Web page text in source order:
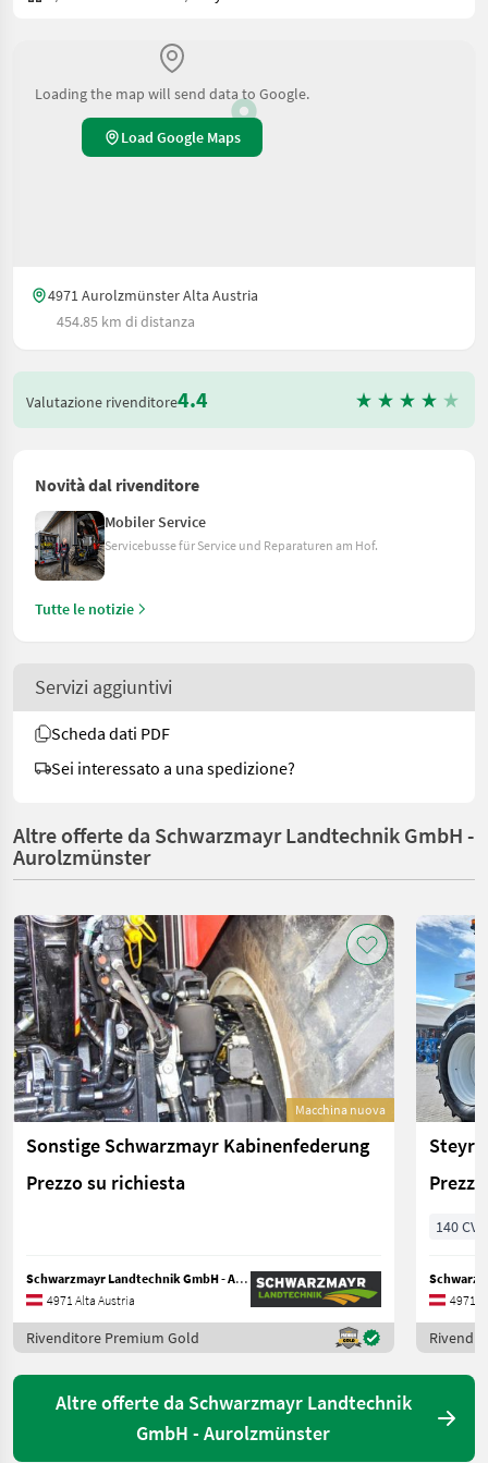
Loading the map will send data to Google.
Load Google Maps
4971 Aurolzmünster Alta Austria
454.85 km di distanza
Valutazione rivenditore4.4
Novità dal rivenditore
Mobiler Service
Servicebusse für Service und Reparaturen am Hof.
Tutte le notizie
Servizi aggiuntivi
Scheda dati PDF
Sei interessato a una spedizione?
Altre offerte da Schwarzmayr Landtechnik GmbH -
Aurolzmünster
Macchina nuova
Sonstige Schwarzmayr Kabinenfederung
Prezzo su richiesta
Schwarzmayr Landtechnik GmbH - Aurolzmünster
4971 Alta Austria
Rivenditore Premium Gold
Steyr
140 CV/
4971
Altre offerte da Schwarzmayr Landtechnik
GmbH - Aurolzmünster